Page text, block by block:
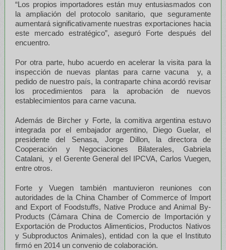
“Los propios importadores están muy entusiasmados con
la ampliación del protocolo sanitario, que seguramente
aumentará significativamente nuestras exportaciones hacia
este mercado estratégico”, aseguró Forte después del
encuentro.
Por otra parte, hubo acuerdo en acelerar la visita para la
inspección de nuevas plantas para carne vacuna y, a
pedido de nuestro país, la contraparte china acordó revisar
los procedimientos para la aprobación de nuevos
establecimientos para carne vacuna.
Además de Bircher y Forte, la comitiva argentina estuvo
integrada por el embajador argentino, Diego Guelar, el
presidente del Senasa, Jorge Dillon, la directora de
Cooperación y Negociaciones Bilaterales, Gabriela
Catalani, y el Gerente General del IPCVA, Carlos Vuegen,
entre otros.
Forte y Vuegen también mantuvieron reuniones con
autoridades de la China Chamber of Commerce of Import
and Export of Foodstuffs, Native Produce and Animal By-
Products (Cámara China de Comercio de Importación y
Exportación de Productos Alimenticios, Productos Nativos
y Subproductos Animales), entidad con la que el Instituto
firmó en 2014 un convenio de colaboración.